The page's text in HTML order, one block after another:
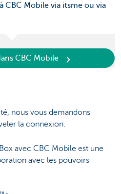
CBC Mobile via itsme ou via
CBC Mobile
nous vous demandons
la connexion.
avec CBC Mobile est une
avec les pouvoirs